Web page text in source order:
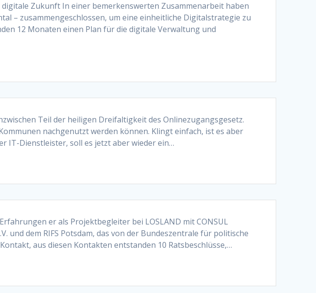
Zukunft In einer bemerkenswerten Zusammenarbeit haben
– zusammengeschlossen, um eine einheitliche Digitalstrategie zu
12 Monaten einen Plan für die digitale Verwaltung und
Teil der heiligen Dreifaltigkeit des Onlinezugangsgesetz.
nachgenutzt werden können. Klingt einfach, ist es aber
IT-Dienstleister, soll es jetzt aber wieder ein…
er als Projektbegleiter bei LOSLAND mit CONSUL
und dem RIFS Potsdam, das von der Bundeszentrale für politische
aus diesen Kontakten entstanden 10 Ratsbeschlüsse,…